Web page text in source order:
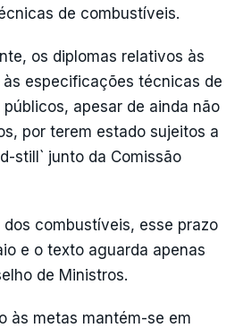
de combustíveis.
os diplomas relativos às
especificações técnicas de
apesar de ainda não
por terem estado sujeitos a
still` junto da Comissão
combustíveis, esse prazo
e o texto aguarda apenas
de Ministros.
às metas mantém-se em